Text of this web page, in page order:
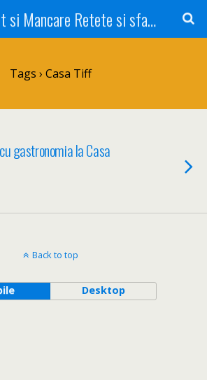
Restaurant si Mancare Retete si sfaturi Picant bun si rapid
Tags › Casa Tiff
gastronomia la Casa
Back to top
Desktop